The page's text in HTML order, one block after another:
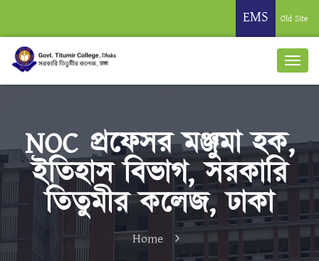
EMS Old Site
NOC প্রফেসর মঞ্জুমা হক,
ইতিহাস বিভাগ, সরকারি
তিতুমীর কলেজ, ঢাকা
Home